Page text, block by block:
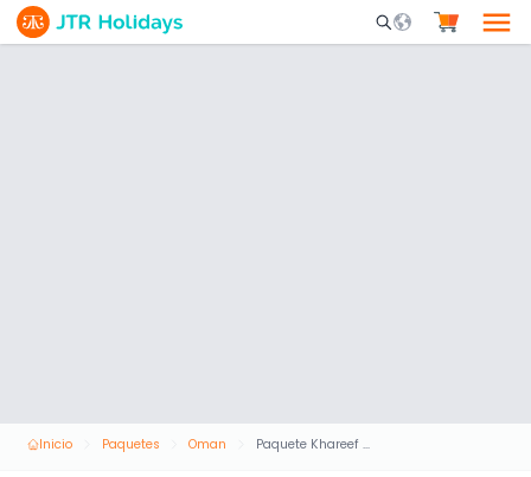
Mobile Search
Inicio Paquetes Oman Paquete Khareef Salalah desde Dubái en Bus